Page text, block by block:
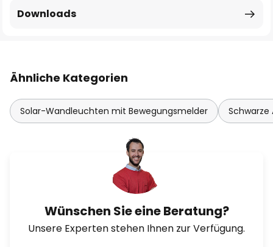
Downloads
Ähnliche Kategorien
Solar-Wandleuchten mit Bewegungsmelder
Wünschen Sie eine Beratung?
Unsere Experten stehen Ihnen zur Verfügung.